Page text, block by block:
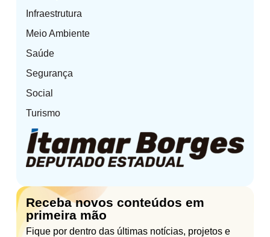
Infraestrutura
Meio Ambiente
Saúde
Segurança
Social
Turismo
Receba novos conteúdos em
primeira mão
Fique por dentro das últimas notícias, projetos e